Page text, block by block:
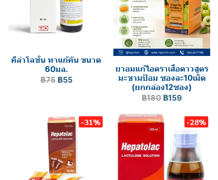
คีล่าโลชั่น ทาแก้คัน ขนาด
60มล.
฿75 ฿55
ยาอมแก้ไอตราเสือดาวสูตร
มะขามป้อม ซองละ10เม็ด
(ยกกล่อง12ซอง)
฿180 ฿159
-31% -28%